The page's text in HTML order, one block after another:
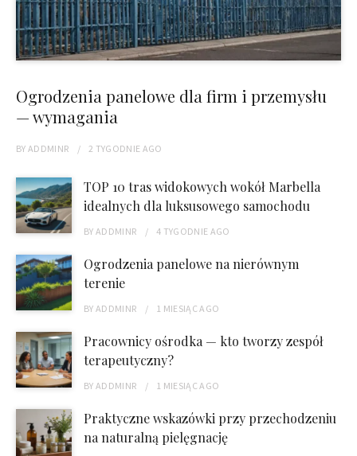
Ogrodzenia panelowe dla firm i przemysłu
— wymagania
BYADDMINR 2 TYGODNIE AGO
TOP 10 tras widokowych wokół Marbella
idealnych dla luksusowego samochodu
BYADDMINR 4 TYGODNIE AGO
Ogrodzenia panelowe na nierównym
terenie
BYADDMINR 1 MIESIĄC AGO
Pracownicy ośrodka — kto tworzy zespół
terapeutyczny?
BYADDMINR 1 MIESIĄC AGO
Praktyczne wskazówki przy przechodzeniu
na naturalną pielęgnację